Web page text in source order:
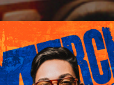
all set!